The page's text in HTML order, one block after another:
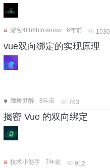
游客4llb6htoixmxw
6年前 1030
vue双向绑定的实现原理
廊桥梦醉
8年前 753
揭密 Vue 的双向绑定
技术小能手
7年前 912